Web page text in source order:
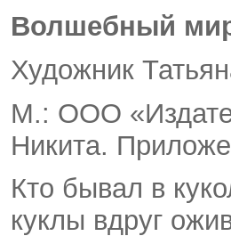
Волшебный
Художник
М.: ООО
Никита.
Кто бывал в
куклы вдруг